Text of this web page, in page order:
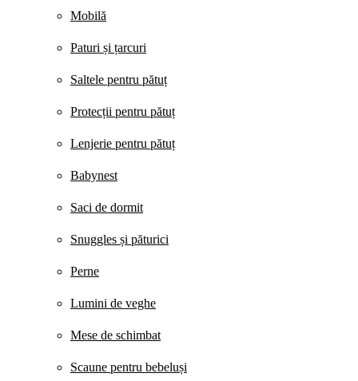
Mobilă
Paturi și țarcuri
Saltele pentru pătuț
Protecții pentru pătuț
Lenjerie pentru pătuț
Babynest
Saci de dormit
Snuggles și păturici
Perne
Lumini de veghe
Mese de schimbat
Scaune pentru bebeluși